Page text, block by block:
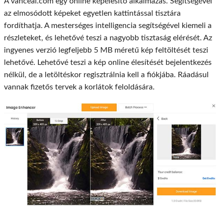
az elmosódott képeket egyetlen kattintással tisztára
fordíthatja. A mesterséges intelligencia segítségével kiemeli a
részleteket, és lehetővé teszi a nagyobb tisztaság elérését. Az
ingyenes verzió legfeljebb 5 MB méretű kép feltöltését teszi
lehetővé. Lehetővé teszi a kép online élesítését bejelentkezés
nélkül, de a letöltéskor regisztrálnia kell a fiókjába. Ráadásul
vannak fizetős tervek a korlátok feloldására.